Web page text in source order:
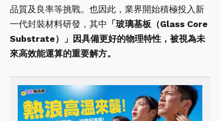
品質及良率等挑戰。也因此，業界開始積極投入新
一代封裝材料研發，其中 「玻璃基板（Glass Core
Substrate）」因具備更好的物理特性，被視為未
來高效能運算的重要解方。